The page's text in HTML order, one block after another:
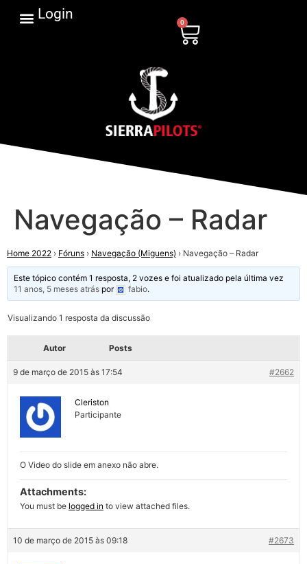
Login
0
Navegação – Radar
Home 2022 › Fóruns › Navegação (Miguens) › Navegação – Radar
Este tópico contém 1 resposta, 2 vozes e foi atualizado pela última vez
11 anos, 5 meses atrás por fabio.
Visualizando 1 resposta da discussão
Autor Posts
9 de março de 2015 às 17:54 #2662
Cleriston
Participante
O Video do slide em anexo não abre.
Attachments:
You must be logged in to view attached files.
10 de março de 2015 às 09:18 #2673